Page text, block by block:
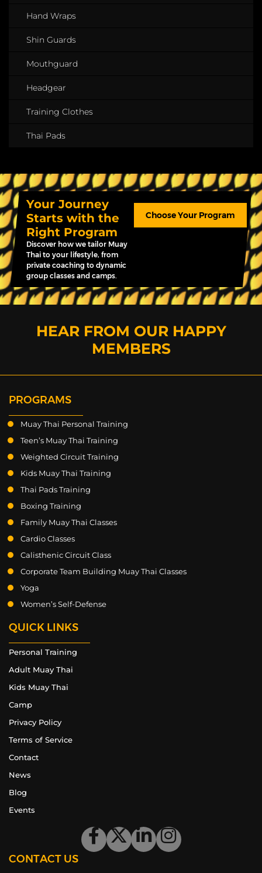
Hand Wraps
Shin Guards
Mouthguard
Headgear
Training Clothes
Thai Pads
Your Journey
Starts with the
Right Program
Discover how we tailor Muay
Thai to your lifestyle, from
private coaching to dynamic
group classes and camps.
Choose Your Program
HEAR FROM OUR HAPPY
MEMBERS
PROGRAMS
Muay Thai Personal Training
Teen’s Muay Thai Training
Weighted Circuit Training
Kids Muay Thai Training
Thai Pads Training
Boxing Training
Family Muay Thai Classes
Cardio Classes
Calisthenic Circuit Class
Corporate Team Building Muay Thai Classes
Yoga
Women’s Self-Defense
QUICK LINKS
Personal Training
Adult Muay Thai
Kids Muay Thai
Camp
Privacy Policy
Terms of Service
Contact
News
Blog
Events
CONTACT US